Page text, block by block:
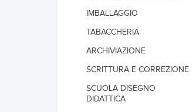
IMBALLAGGIO
TABACCHERIA
ARCHIVIAZIONE
SCRITTURA E CORREZIONE
SCUOLA DISEGNO
DIDATTICA